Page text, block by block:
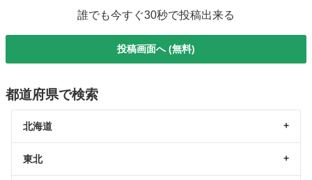
誰でも今すぐ30秒で投稿出来る
投稿画面へ (無料)
都道府県で検索
北海道
東北